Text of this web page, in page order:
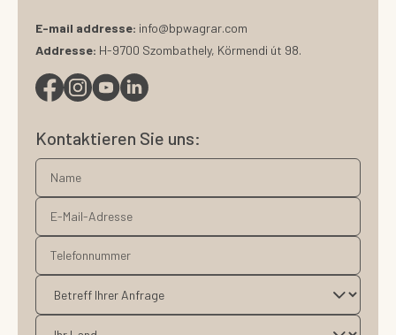
E-mail addresse: info@bpwagrar.com
Addresse: H-9700 Szombathely, Körmendi út 98.
Kontaktieren Sie uns: